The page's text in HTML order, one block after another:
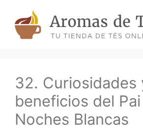
content
32. Curiosidades
beneficios del
Noches Blancas